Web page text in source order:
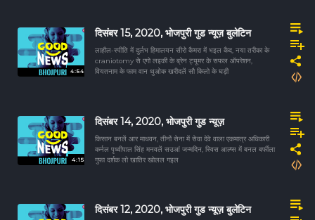
4:54
दिसंबर 15, 2020, भोजपुरी गुड न्यूज़ बुलेटिन
लाहौल-स्पीति में दुर्लभ हिमालयन सीरो कैमरा में भइल कैद, नया तरीका के
craniotomy से एगो लइकी के ब्रेन ट्यूमर के सफल ऑपरेशन,
वियतनाम के फाम वान थुओक खरीदलें सौ किलो के घड़ी
4:15
दिसंबर 14, 2020, भोजपुरी गुड न्यूज़
किसान बनलें आर माधवन, तीनों सेना में सेवा देवे वाला एकमात्र अधिकारी
कर्नल पृथ्वीपाल सिंह मनवलें सउआं जन्मदिन, स्विस आल्प्स में बनल बर्फीला
गुफा दर्शक लो खातिर खोलल गइल
दिसंबर 12, 2020, भोजपुरी गुड न्यूज़ बुलेटिन